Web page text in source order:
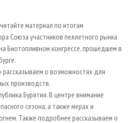
материал по итогам
Союза участников пеллетного рынка
Биотопливном конгрессе, прошедшем в
рассказываем о возможностях для
производств.
Бурятия. В центре внимание
сезона, а также мерах и
Также подробнее рассказываем о